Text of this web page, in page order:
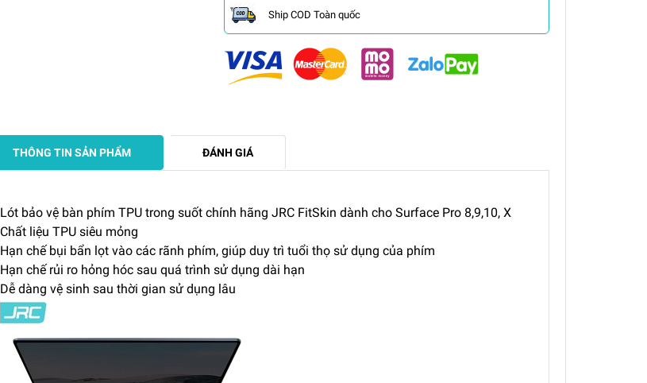
Ship COD Toàn quốc
THÔNG TIN SẢN PHẨM ĐÁNH GIÁ
Lót bảo vệ bàn phím TPU trong suốt chính hãng JRC FitSkin dành cho Surface Pro 8,9,10, X
Chất liệu TPU siêu mỏng
Hạn chế bụi bẩn lọt vào các rãnh phím, giúp duy trì tuổi thọ sử dụng của phím
Hạn chế rủi ro hỏng hóc sau quá trình sử dụng dài hạn
Dễ dàng vệ sinh sau thời gian sử dụng lâu